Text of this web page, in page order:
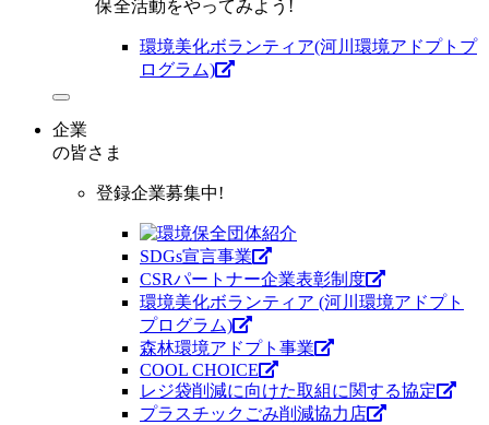
保全活動をやってみよう!
環境美化ボランティア(河川環境アドプトプ
ログラム)
企業
の皆さま
登録企業募集中!
SDGs宣言事業
CSRパートナー企業表彰制度
環境美化ボランティア (河川環境アドプト
プログラム)
森林環境アドプト事業
COOL CHOICE
レジ袋削減に向けた取組に関する協定
プラスチックごみ削減協力店